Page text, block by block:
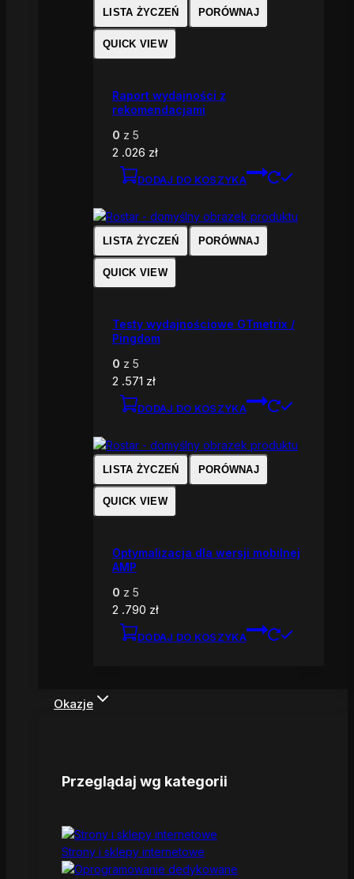
LISTA ŻYCZEŃ PORÓWNAJ
QUICK VIEW
Raport wydajności z
rekomendacjami
0 z 5
2 .026 zł
DODAJ DO KOSZYKA
LISTA ŻYCZEŃ PORÓWNAJ
QUICK VIEW
Testy wydajnościowe GTmetrix /
Pingdom
0 z 5
2 .571 zł
DODAJ DO KOSZYKA
LISTA ŻYCZEŃ PORÓWNAJ
QUICK VIEW
Optymalizacja dla wersji mobilnej
AMP
0 z 5
2 .790 zł
DODAJ DO KOSZYKA
Okazje
Przeglądaj wg kategorii
Strony i sklepy internetowe